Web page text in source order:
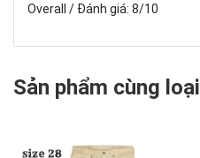
Overall / Đánh giá: 8/10
Sản phẩm cùng loại